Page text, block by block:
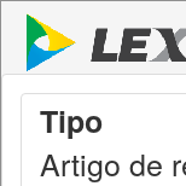
Tipo
Artigo de